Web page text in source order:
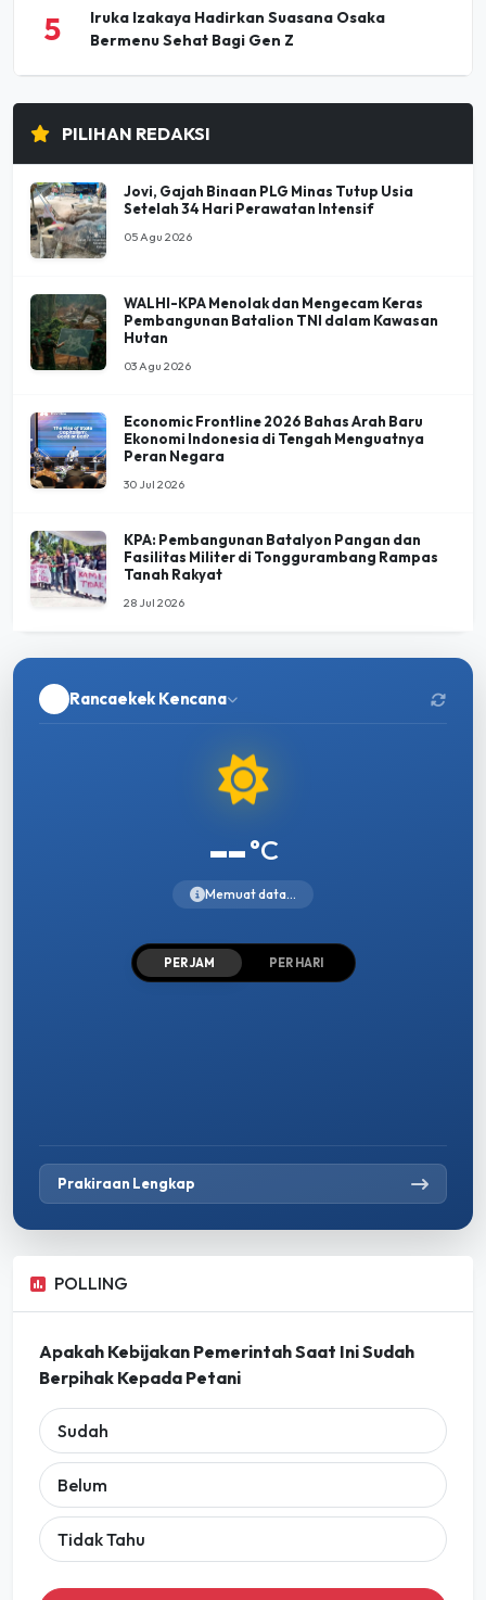
5
Iruka Izakaya Hadirkan Suasana Osaka
Bermenu Sehat Bagi Gen Z
PILIHAN REDAKSI
Jovi, Gajah Binaan PLG Minas Tutup Usia
Setelah 34 Hari Perawatan Intensif
05 Agu 2026
WALHI-KPA Menolak dan Mengecam Keras
Pembangunan Batalion TNI dalam Kawasan
Hutan
03 Agu 2026
Economic Frontline 2026 Bahas Arah Baru
Ekonomi Indonesia di Tengah Menguatnya
Peran Negara
30 Jul 2026
KPA: Pembangunan Batalyon Pangan dan
Fasilitas Militer di Tonggurambang Rampas
Tanah Rakyat
28 Jul 2026
Rancaekek Kencana
--°C
Memuat data...
PER JAM PER HARI
Prakiraan Lengkap
POLLING
Apakah Kebijakan Pemerintah Saat Ini Sudah
Berpihak Kepada Petani
Sudah
Belum
Tidak Tahu